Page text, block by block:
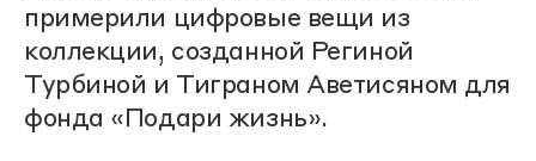
примерили цифровые вещи из
коллекции, созданной Региной
Турбиной и Тиграном Аветисяном для
фонда «Подари жизнь».